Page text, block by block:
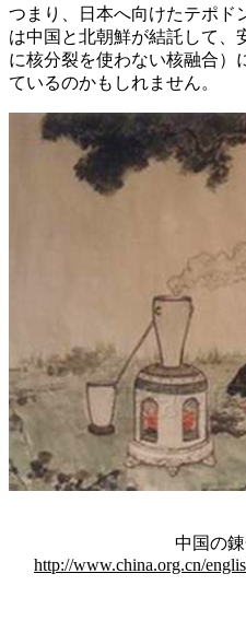
つまり、日本へ向けたテポド
は中国と北朝鮮が結託して、
に核分裂を使わない核融合）
ているのかもしれません。
中国の錬
http://www.china.org.cn/